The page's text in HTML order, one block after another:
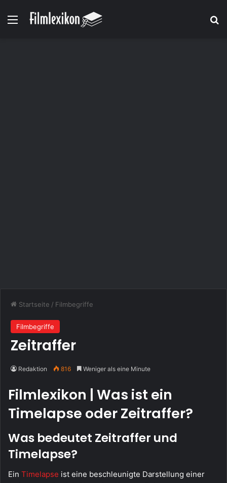
Menü
Startseite / Filmbegriffe
Filmbegriffe
Zeitraffer
Redaktion 816 Weniger als eine Minute
Filmlexikon | Was ist ein
Timelapse oder Zeitraffer?
Was bedeutet Zeitraffer und
Timelapse?
Ein Timelapse ist eine beschleunigte Darstellung einer